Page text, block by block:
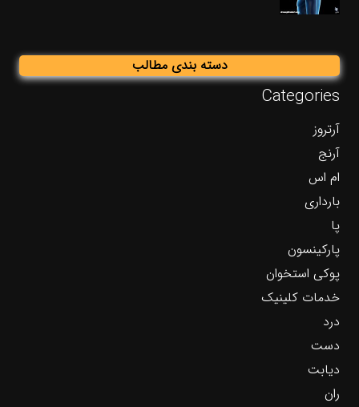
دسته بندی مطالب
Categories
آرتروز
آرنج
ام اس
بارداری
پا
پارکینسون
پوکی استخوان
خدمات کلینیک
درد
دست
دیابت
ران